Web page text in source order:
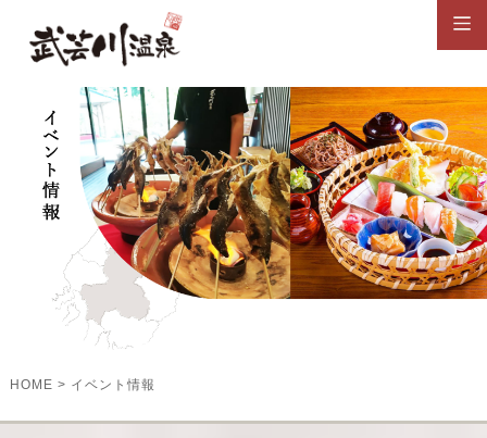
HOME > イベント情報